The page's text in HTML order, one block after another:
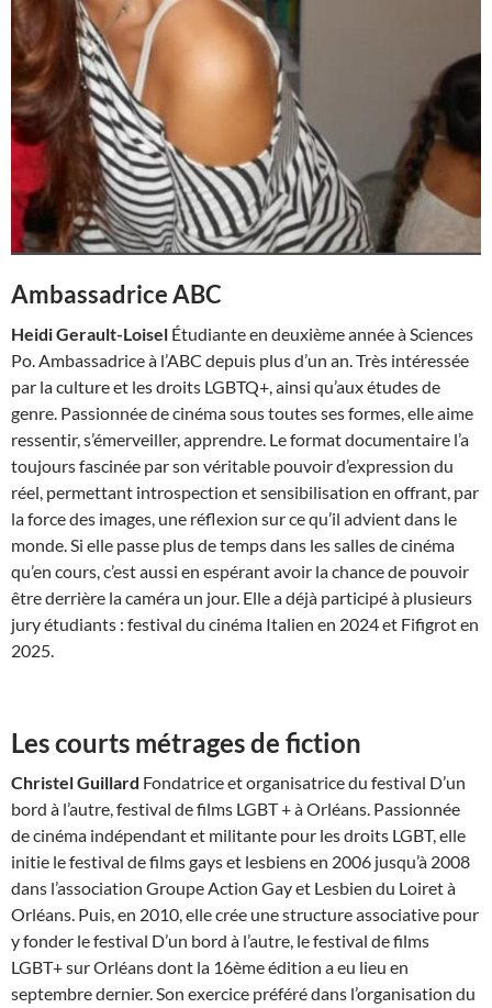
Ambassadrice ABC
Heidi Gerault-Loisel Étudiante en deuxième année à Sciences
Po. Ambassadrice à l’ABC depuis plus d’un an. Très intéressée
par la culture et les droits LGBTQ+, ainsi qu’aux études de
genre. Passionnée de cinéma sous toutes ses formes, elle aime
ressentir, s’émerveiller, apprendre. Le format documentaire l’a
toujours fascinée par son véritable pouvoir d’expression du
réel, permettant introspection et sensibilisation en offrant, par
la force des images, une réflexion sur ce qu’il advient dans le
monde. Si elle passe plus de temps dans les salles de cinéma
qu’en cours, c’est aussi en espérant avoir la chance de pouvoir
être derrière la caméra un jour. Elle a déjà participé à plusieurs
jury étudiants : festival du cinéma Italien en 2024 et Fifigrot en
2025.
Les courts métrages de fiction
Christel Guillard Fondatrice et organisatrice du festival D’un
bord à l’autre, festival de films LGBT + à Orléans. Passionnée
de cinéma indépendant et militante pour les droits LGBT, elle
initie le festival de films gays et lesbiens en 2006 jusqu’à 2008
dans l’association Groupe Action Gay et Lesbien du Loiret à
Orléans. Puis, en 2010, elle crée une structure associative pour
y fonder le festival D’un bord à l’autre, le festival de films
LGBT+ sur Orléans dont la 16ème édition a eu lieu en
septembre dernier. Son exercice préféré dans l’organisation du